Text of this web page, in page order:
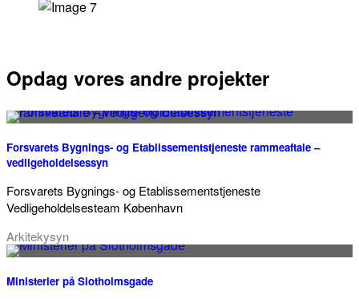
Opdag vores andre projekter
Forsvarets Bygnings- og Etablissementstjeneste rammeaftale –
vedligeholdelsessyn
Forsvarets Bygnings- og Etablissementstjeneste
Vedligeholdelsesteam København
Arkitekysyn
Ministerier på Slotholmsgade